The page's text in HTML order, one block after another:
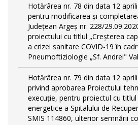
Hotărârea nr. 78 din data 12
pentru modificarea și
Județean Argeș nr. 228/
proiectului cu titlul „Creșterea
a crizei sanitare COVID-19 în
Pneumoftiziologie „Sf. Andrei"
Hotărârea nr. 79 din data 12
privind aprobarea Proiectului
execuție, pentru proiectul cu
energetice a Spitalului de
SMIS 114860, ulterior semnării